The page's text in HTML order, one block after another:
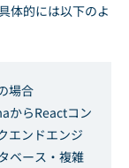
体的には以下のよ
場合
からReactコン
エンドエンジ
ベース・複雑